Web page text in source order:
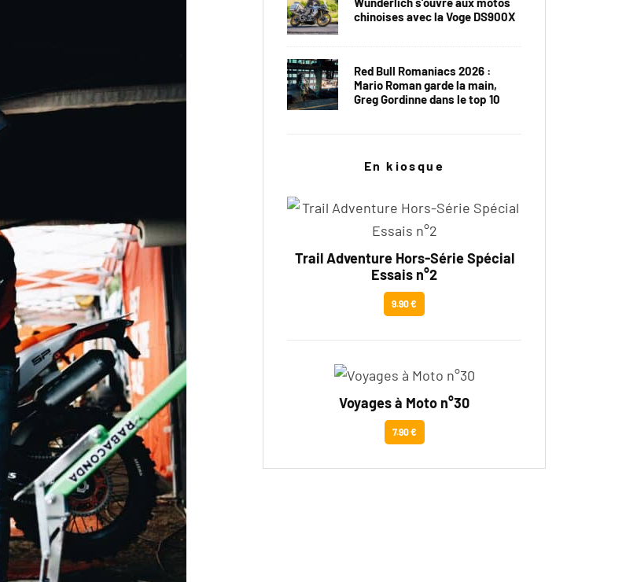
chinoises avec la Voge DS900X
Red Bull Romaniacs 2026 :
Mario Roman garde la main,
Greg Gordinne dans le top 10
En kiosque
Trail Adventure Hors-Série Spécial
Essais n°2
9.90 €
Voyages à Moto n°30
7.90 €